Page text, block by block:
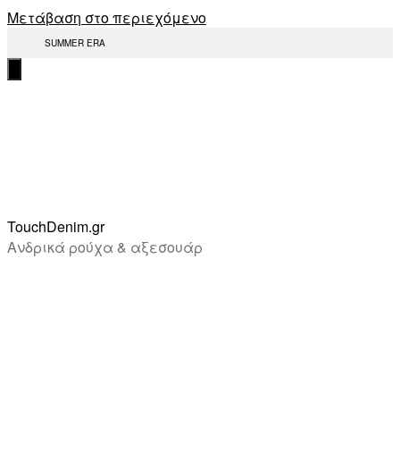
Μετάβαση στο περιεχόμενο
SUMMER ERA
TouchDenim.gr
Ανδρικά ρούχα & αξεσουάρ